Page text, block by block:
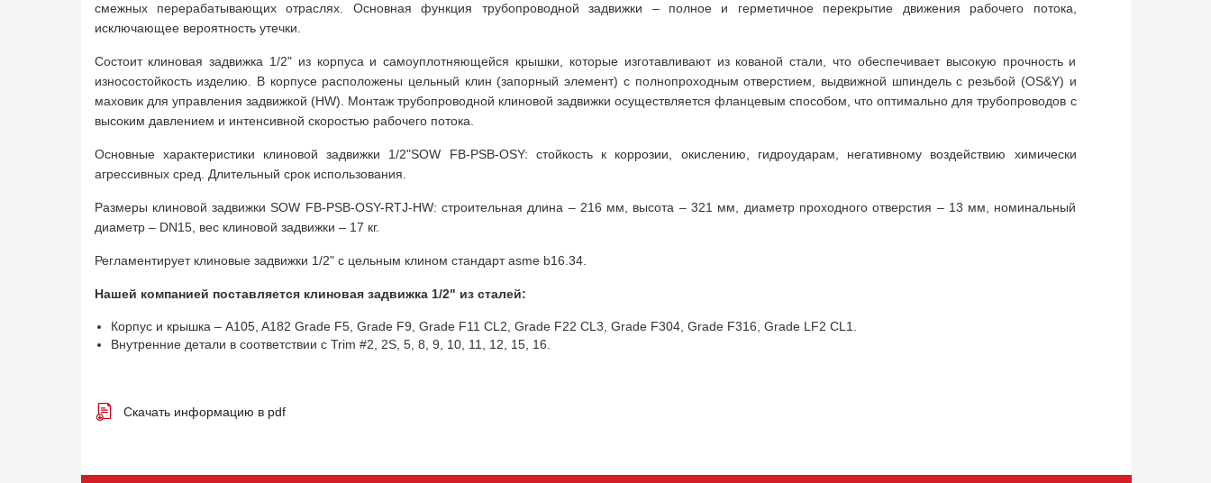
смежных перерабатывающих отраслях. Основная функция трубопроводной задвижки – полное и герметичное перекрытие движения рабочего потока,
исключающее вероятность утечки.
Состоит клиновая задвижка 1/2" из корпуса и самоуплотняющейся крышки, которые изготавливают из кованой стали, что обеспечивает высокую прочность и
износостойкость изделию. В корпусе расположены цельный клин (запорный элемент) с полнопроходным отверстием, выдвижной шпиндель с резьбой (OS&Y) и
маховик для управления задвижкой (HW). Монтаж трубопроводной клиновой задвижки осуществляется фланцевым способом, что оптимально для трубопроводов с
высоким давлением и интенсивной скоростью рабочего потока.
Основные характеристики клиновой задвижки 1/2"SOW FB-PSB-OSY: стойкость к коррозии, окислению, гидроударам, негативному воздействию химически
агрессивных сред. Длительный срок использования.
Размеры клиновой задвижки SOW FB-PSB-OSY-RTJ-HW: строительная длина – 216 мм, высота – 321 мм, диаметр проходного отверстия – 13 мм, номинальный
диаметр – DN15, вес клиновой задвижки – 17 кг.
Регламентирует клиновые задвижки 1/2" с цельным клином стандарт asme b16.34.
Нашей компанией поставляется клиновая задвижка 1/2" из сталей:
Корпус и крышка – A105, A182 Grade F5, Grade F9, Grade F11 CL2, Grade F22 CL3, Grade F304, Grade F316, Grade LF2 CL1.
Внутренние детали в соответствии с Trim #2, 2S, 5, 8, 9, 10, 11, 12, 15, 16.
Скачать информацию в pdf